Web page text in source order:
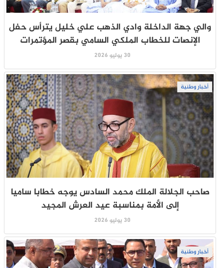
والي جهة الداخلة وادي الذهب علي خليل يترأس حفل
الإنصات للخطاب الملكي السامي بقصر المؤتمرات
30 يوليو 2026
أخبار وطنية
صاحب الجلالة الملك محمد السادس يوجه خطابا ساميا
إلى الأمة بمناسبة عيد العرش المجيد
30 يوليو 2026
أخبار وطنية